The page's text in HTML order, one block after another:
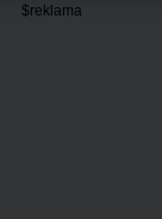
$reklama